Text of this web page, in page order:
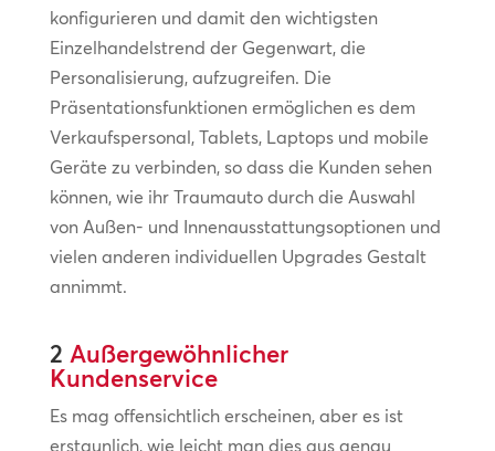
konfigurieren und damit den wichtigsten
Einzelhandelstrend der Gegenwart, die
Personalisierung, aufzugreifen. Die
Präsentationsfunktionen ermöglichen es dem
Verkaufspersonal, Tablets, Laptops und mobile
Geräte zu verbinden, so dass die Kunden sehen
können, wie ihr Traumauto durch die Auswahl
von Außen- und Innenausstattungsoptionen und
vielen anderen individuellen Upgrades Gestalt
annimmt.
2 Außergewöhnlicher
Kundenservice
Es mag offensichtlich erscheinen, aber es ist
erstaunlich, wie leicht man dies aus genau